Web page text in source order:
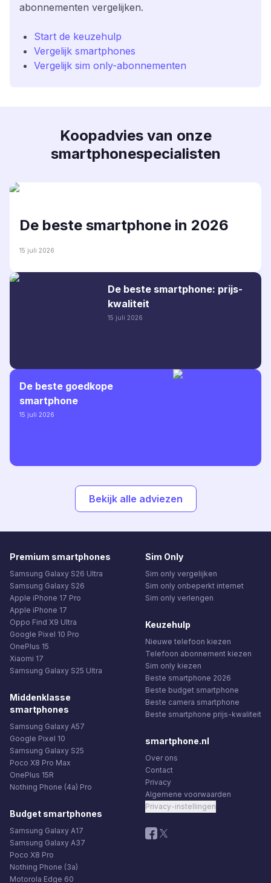
abonnementen vergelijken.
Start de keuzehulp
Vergelijk smartphones
Vergelijk sim only-abonnementen
Koopadvies van onze
smartphonespecialisten
De beste smartphone in 2026
15 juli 2026
De beste smartphone: prijs-
kwaliteit
15 juli 2026
De beste goedkope
smartphone
15 juli 2026
Bekijk alle adviezen
Premium smartphones
Samsung Galaxy S26 Ultra
Samsung Galaxy S26
Apple iPhone 17 Pro
Apple iPhone 17
Oppo Find X9 Ultra
Google Pixel 10 Pro
OnePlus 15
Xiaomi 17
Samsung Galaxy S25 Ultra
Middenklasse
smartphones
Samsung Galaxy A57
Google Pixel 10
Samsung Galaxy S25
Poco X8 Pro Max
OnePlus 15R
Nothing Phone (4a) Pro
Budget smartphones
Samsung Galaxy A17
Samsung Galaxy A37
Poco X8 Pro
Nothing Phone (3a)
Motorola Edge 60
Sim Only
Sim only vergelijken
Sim only onbeperkt internet
Sim only verlengen
Keuzehulp
Nieuwe telefoon kiezen
Telefoon abonnement kiezen
Sim only kiezen
Beste smartphone 2026
Beste budget smartphone
Beste camera smartphone
Beste smartphone prijs-kwaliteit
smartphone.nl
Over ons
Contact
Privacy
Algemene voorwaarden
Privacy-instellingen